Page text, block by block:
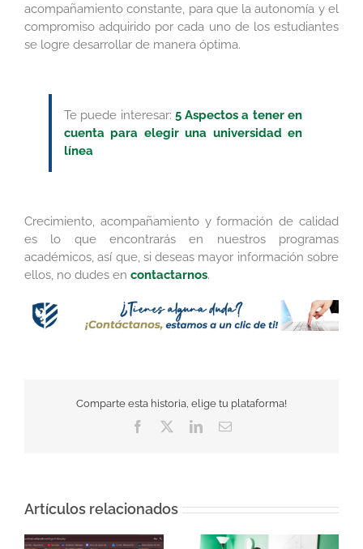
acompañamiento constante, para que la autonomía y el
compromiso adquirido por cada uno de los estudiantes
se logre desarrollar de manera óptima.
Te puede interesar: 5 Aspectos a tener en
cuenta para elegir una universidad en
línea
Crecimiento, acompañamiento y formación de calidad
es lo que encontrarás en nuestros programas
académicos, así que, si deseas mayor información sobre
ellos, no dudes en contactarnos.
Comparte esta historia, elige tu plataforma!
Facebook
TwitterLinkedInCorreo
Artículos relacionados